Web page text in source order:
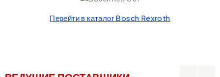
Перейти в каталог Bosch Rexroth